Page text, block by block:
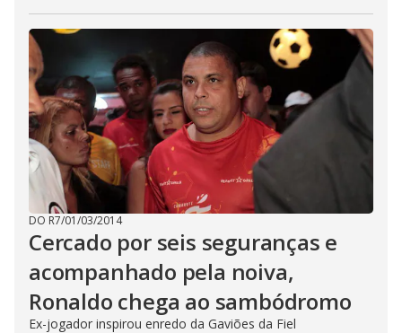
DO R7/01/03/2014
Cercado por seis seguranças e
acompanhado pela noiva,
Ronaldo chega ao sambódromo
Ex-jogador inspirou enredo da Gaviões da Fiel